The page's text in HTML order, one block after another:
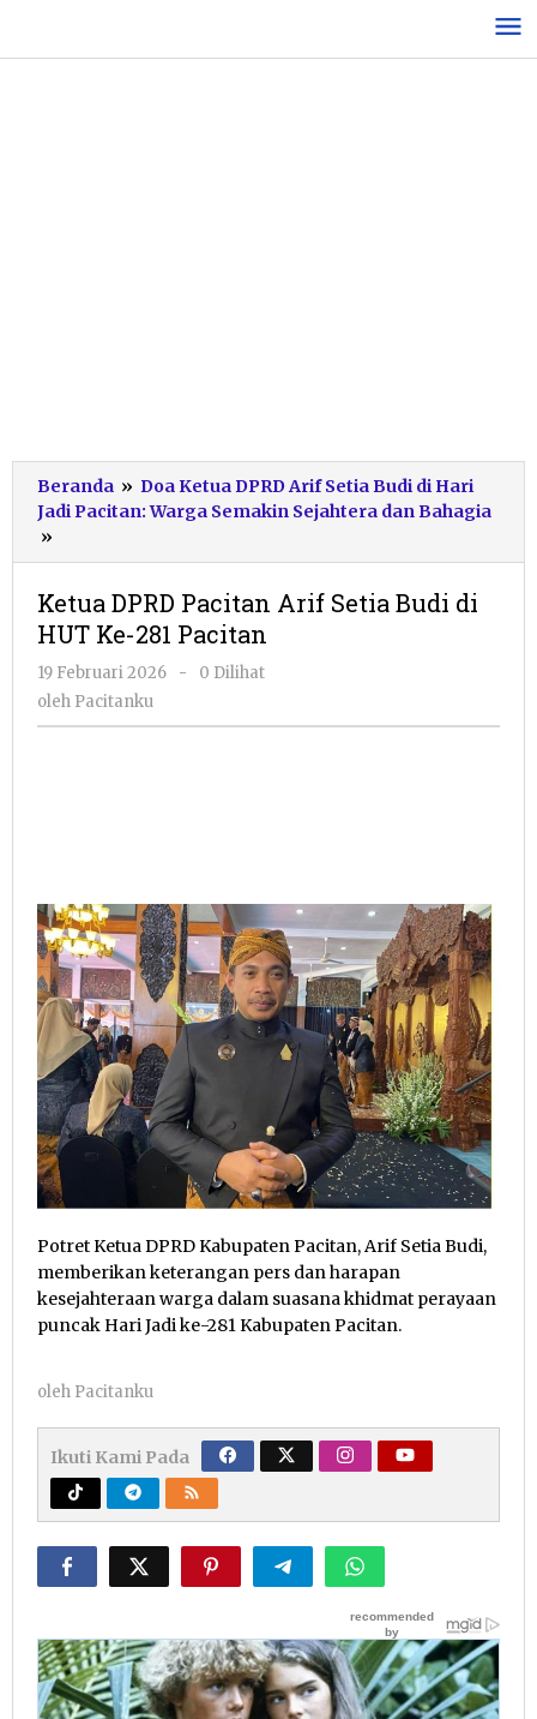
konten
Beranda » Doa Ketua DPRD Arif Setia Budi di Hari
Jadi Pacitan: Warga Semakin Sejahtera dan Bahagia
»
DPRD
Arif
Setia
Budi
HUT
Ketua DPRD Pacitan Arif Setia Budi di
HUT Ke-281 Pacitan
19 Februari 2026
oleh
-
0 Dilihat
oleh Pacitanku
Potret Ketua DPRD Kabupaten Pacitan, Arif Setia Budi,
memberikan keterangan pers dan harapan
kesejahteraan warga dalam suasana khidmat perayaan
puncak Hari Jadi ke-281 Kabupaten Pacitan.
oleh Pacitanku
Ikuti Kami Pada